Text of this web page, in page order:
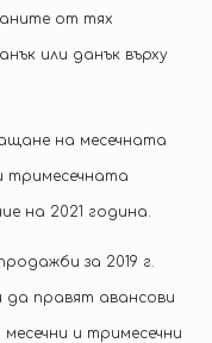
от тях
или данък върху
на месечната
тримесечната
на 2021 година.
за 2019 г.
да правят авансови
и тримесечни